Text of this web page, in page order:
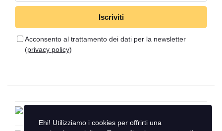
Iscriviti
Acconsento al trattamento dei dati per la newsletter
(privacy policy)
Ehi! Utilizziamo i cookies per offrirti una